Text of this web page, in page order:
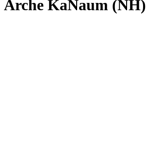
Arche KaNaum (NH)